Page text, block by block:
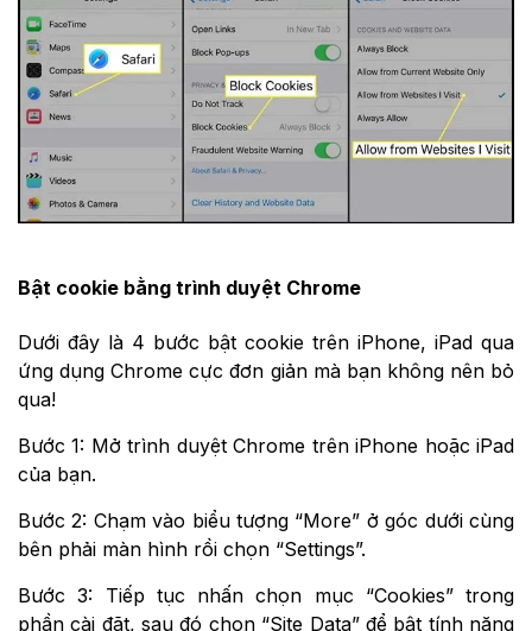
Bật cookie bằng trình duyệt Chrome
Dưới đây là 4 bước bật cookie trên iPhone, iPad qua
ứng dụng Chrome cực đơn giản mà bạn không nên bỏ
qua!
Bước 1: Mở trình duyệt Chrome trên iPhone hoặc iPad
của bạn.
Bước 2: Chạm vào biểu tượng “More” ở góc dưới cùng
bên phải màn hình rồi chọn “Settings”.
Bước 3: Tiếp tục nhấn chọn mục “Cookies” trong
phần cài đặt, sau đó chọn “Site Data” để bật tính năng